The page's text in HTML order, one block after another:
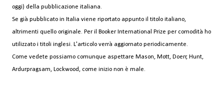
oggi) della pubblicazione italiana.
Se già pubblicato in Italia viene riportato appunto il titolo italiano,
altrimenti quello originale. Per il Booker International Prize per comodità ho
utilizzato i titoli inglesi. L'articolo verrà aggiornato periodicamente.
Come vedete possiamo comunque aspettare Mason, Mott, Doerr, Hunt,
Ardurpragsam, Lockwood, come inizio non è male.